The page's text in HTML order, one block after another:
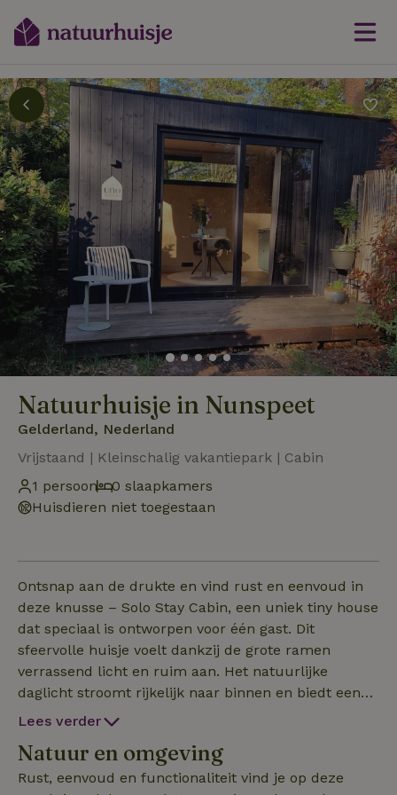
Natuurhuisje in Nunspeet
Gelderland, Nederland
Vrijstaand | Kleinschalig vakantiepark | Cabin
1 persoon
0 slaapkamers
Huisdieren niet toegestaan
Ontsnap aan de drukte en vind rust en eenvoud in
deze knusse – Solo Stay Cabin, een uniek tiny house
dat speciaal is ontworpen voor één gast. Dit
sfeervolle huisje voelt dankzij de grote ramen
verrassend licht en ruim aan. Het natuurlijke
daglicht stroomt rijkelijk naar binnen en biedt een
prachtig uitzicht op de groene omgeving, waardoor
warme inrichting en doordachte indeling zorgen
voor een comfortabel en harmonieus verblijf. Een
Lees verder
Natuur en omgeving
Rust, eenvoud en functionaliteit vind je op deze